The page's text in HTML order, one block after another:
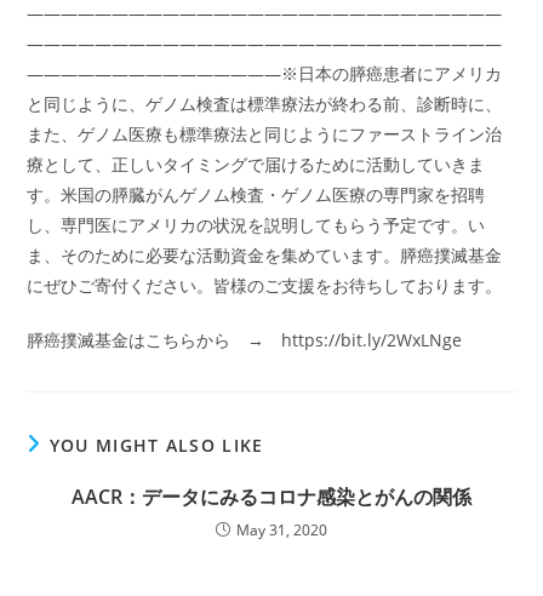
――――――――――――――――――――――――――――
――――――――――――――――――――――――――――
―――――――――――――――※日本の膵癌患者にアメリカ
と同じように、ゲノム検査は標準療法が終わる前、診断時に、
また、ゲノム医療も標準療法と同じようにファーストライン治
療として、正しいタイミングで届けるために活動していきま
す。米国の膵臓がんゲノム検査・ゲノム医療の専門家を招聘
し、専門医にアメリカの状況を説明してもらう予定です。い
ま、そのために必要な活動資金を集めています。膵癌撲滅基金
にぜひご寄付ください。皆様のご支援をお待ちしております。
膵癌撲滅基金はこちらから → https://bit.ly/2WxLNge
YOU MIGHT ALSO LIKE
AACR：データにみるコロナ感染とがんの関係
May 31, 2020